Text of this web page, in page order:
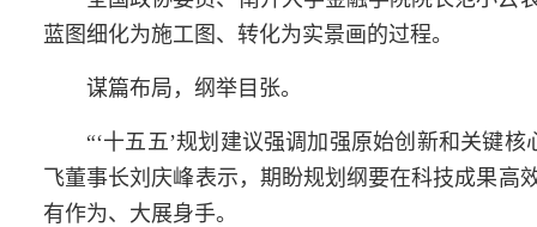
蓝图细化为施工图、转化为实景画的过程。
谋篇布局，纲举目张。
“‘十五五’规划建议强调加强原始创新和关键
飞董事长刘庆峰表示，期盼规划纲要在科技成果高
有作为、大展身手。